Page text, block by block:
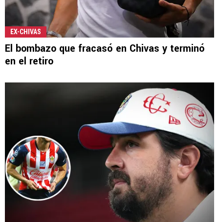
EX-CHIVAS
El bombazo que fracasó en Chivas y terminó
en el retiro